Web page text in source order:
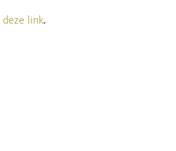
deze link.